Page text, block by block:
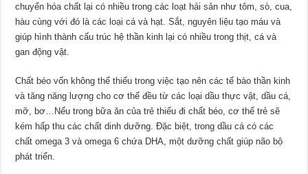
chuyển hóa chất lại có nhiều trong các loạt hải sản như tôm, sò, cua,
hàu cùng với đó là các loại cá và hạt. Sắt, nguyên liệu tạo máu và
giúp hình thành cấu trúc hệ thần kinh lại có nhiều trong thịt, cá và
gan động vật.
Chất béo vốn không thể thiếu trong việc tạo nên các tế bào thần kinh
và tăng năng lượng cho cơ thể đều từ các loại dầu thực vật, dầu cá,
mỡ, bơ…Nếu trong bữa ăn của trẻ thiếu đi chất béo, cơ thể trẻ sẽ
kém hấp thu các chất dinh dưỡng. Đặc biệt, trong dầu cá có các
chất omega 3 và omega 6 chứa DHA, một dưỡng chất giúp não bộ
phát triển.